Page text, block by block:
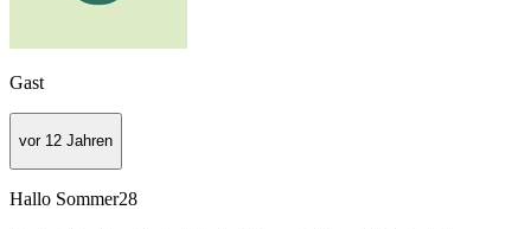
Gast
vor 12 Jahren
Hallo Sommer28